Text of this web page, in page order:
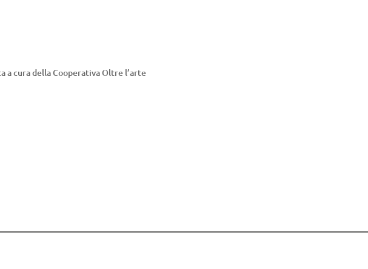
a cura della Cooperativa Oltre l’arte